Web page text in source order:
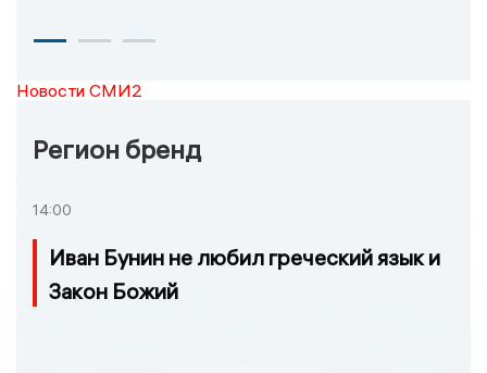
Новости СМИ2
Регион бренд
14:00
Иван Бунин не любил греческий язык и
Закон Божий